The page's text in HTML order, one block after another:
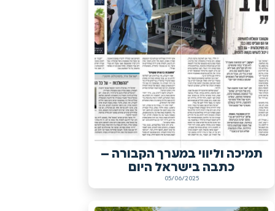
תמיכה וליווי במערך הקבורה –
כתבה בישראל היום
05/06/2025